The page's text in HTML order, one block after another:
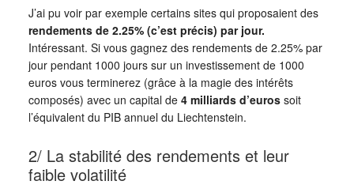
J’ai pu voir par exemple certains sites qui proposaient des
rendements de 2.25% (c’est précis) par jour.
Intéressant. Si vous gagnez des rendements de 2.25% par
jour pendant 1000 jours sur un investissement de 1000
euros vous terminerez (grâce à la magie des intérêts
composés) avec un capital de 4 milliards d’eurossoit
l’équivalent du PIB annuel du Liechtenstein.
2/ La stabilité des rendements et leur
faible volatilité